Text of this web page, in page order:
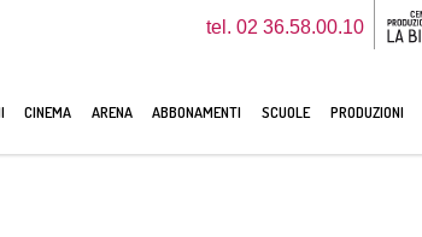
tel. 02 36.58.00.10
CINEMA ARENA ABBONAMENTI SCUOLE PRODUZIONI